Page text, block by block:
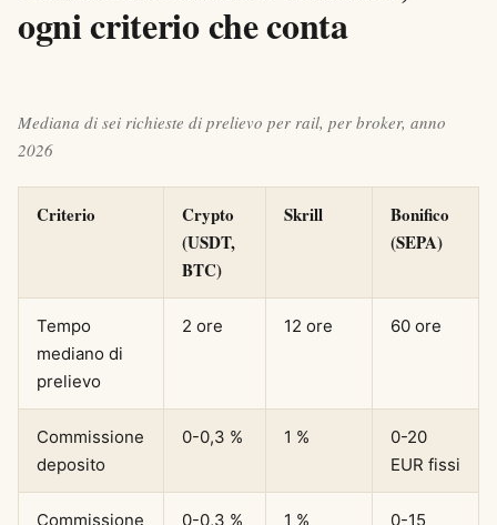
ogni criterio che conta
Mediana di sei richieste di prelievo per rail, per broker, anno
2026
Criterio
Crypto
(USDT,
BTC)
Skrill
Bonifico
(SEPA)
Tempo
mediano di
prelievo
2 ore 12 ore 60 ore
Commissione
deposito
0-0,3 % 1 %
0-20
EUR fissi
Commissione
0-0,3 % 1 %
0-15